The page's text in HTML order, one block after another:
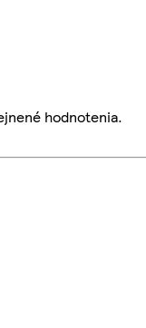
hodnotenia.